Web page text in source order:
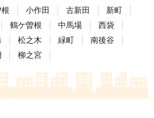
小作田 古新田
新町
鶴ケ曽根 中馬場
西袋
松之木 緑町
南後谷
柳之宮